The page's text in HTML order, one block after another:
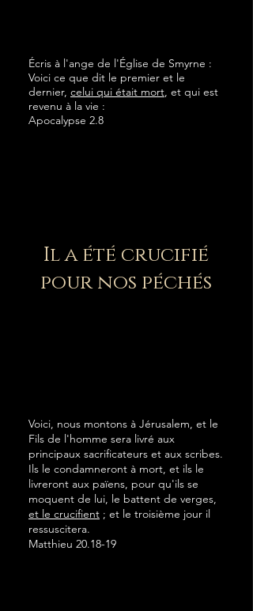
Écris à l'ange de l'Église de Smyrne :
Voici ce que dit le premier et le
dernier, celui qui était mort, et qui est
revenu à la vie :
Apocalypse 2.8
Il a été crucifié
pour nos péchés
Voici, nous montons à Jérusalem, et le
Fils de l'homme sera livré aux
principaux sacrificateurs et aux scribes.
Ils le condamneront à mort, et ils le
livreront aux païens, pour qu'ils se
moquent de lui, le battent de verges,
et le crucifient ; et le troisième jour il
ressuscitera.
Matthieu 20.18-19